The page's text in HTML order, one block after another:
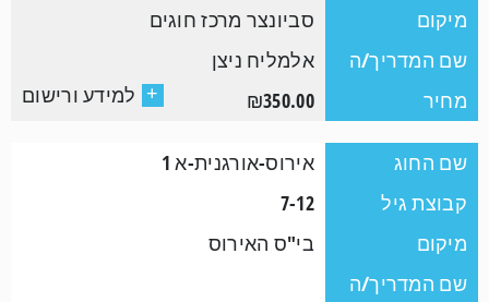
+ למידע ורישום ₪350.00 מחיר
אלמליח ניצן שם המדריך/ה
סביונצר מרכז חוגים מיקום
שם המדריך/ה
בי"ס האירוס מיקום
7-12 קבוצת גיל
אירוס-אורגנית-א 1 שם החוג